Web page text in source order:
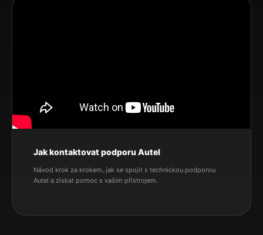
Jak kontaktovat podporu Autel
Návod krok za krokem, jak se spojit s technickou podporou
Autel a získat pomoc s vaším přístrojem.